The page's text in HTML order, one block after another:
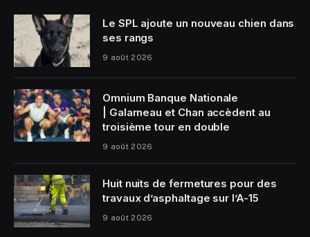
Le SPL ajoute un nouveau chien dans
ses rangs
9 août 2026
Omnium Banque Nationale
| Galarneau et Chan accèdent au
troisième tour en double
9 août 2026
Huit nuits de fermetures pour des
travaux d’asphaltage sur l’A-15
9 août 2026